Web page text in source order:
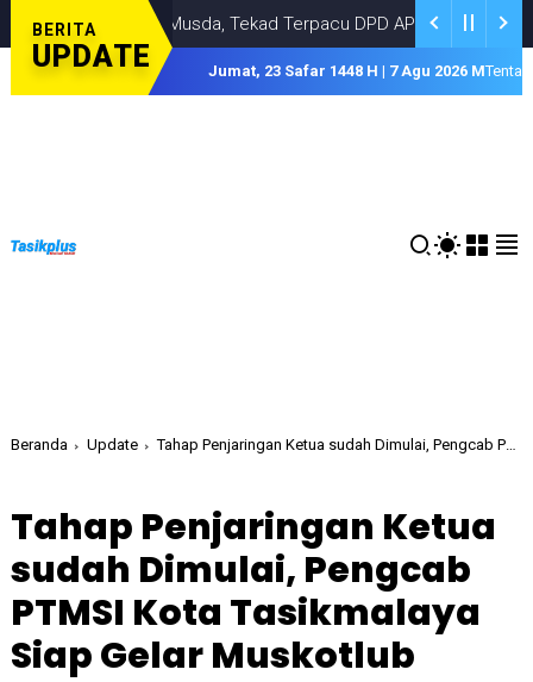
BERITA
UPDATE
Musda, Tekad Terpacu DPD APPSI Kota Tasikmalaya
Jumat, 23 Safar 1448 H | 7 Agu 2026 M
Beranda Update Tahap Penjaringan Ketua sudah Dimulai, Pengcab PTMSI Kota Tasikmalaya Siap Gelar Muskotlub
Tahap Penjaringan Ketua
sudah Dimulai, Pengcab
PTMSI Kota Tasikmalaya
Siap Gelar Muskotlub